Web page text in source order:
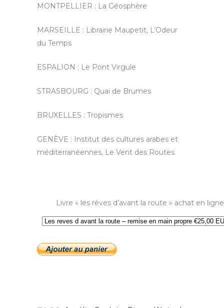
MONTPELLIER : La Géosphère
MARSEILLE : Librairie Maupetit, L’Odeur
du Temps
ESPALION : Le Pont Virgule
STRASBOURG : Quai de Brumes
BRUXELLES : Tropismes
GENÈVE : Institut des cultures arabes et
méditerranéennes, Le Vent des Routes
Livre « les rêves d’avant la route » achat en ligne